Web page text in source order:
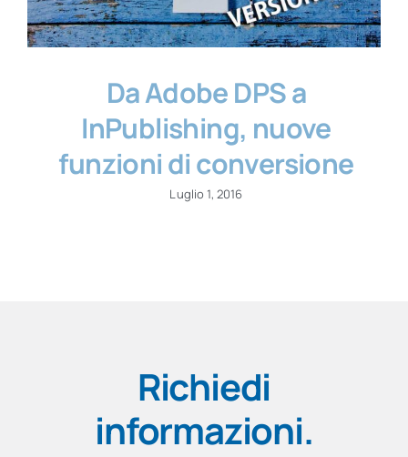
Da Adobe DPS a
InPublishing, nuove
funzioni di conversione
Luglio 1, 2016
Richiedi
informazioni.